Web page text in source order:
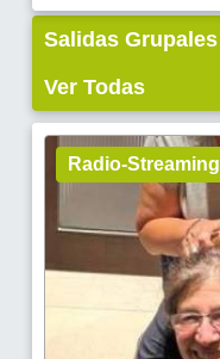
Salidas Grupales
Ver Todas
Radio-Streaming